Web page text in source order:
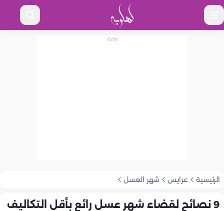
الرئيسية عرايس شهر العسل
9 نصائح لقضاء شهر عسل رائع بأقل التكاليف